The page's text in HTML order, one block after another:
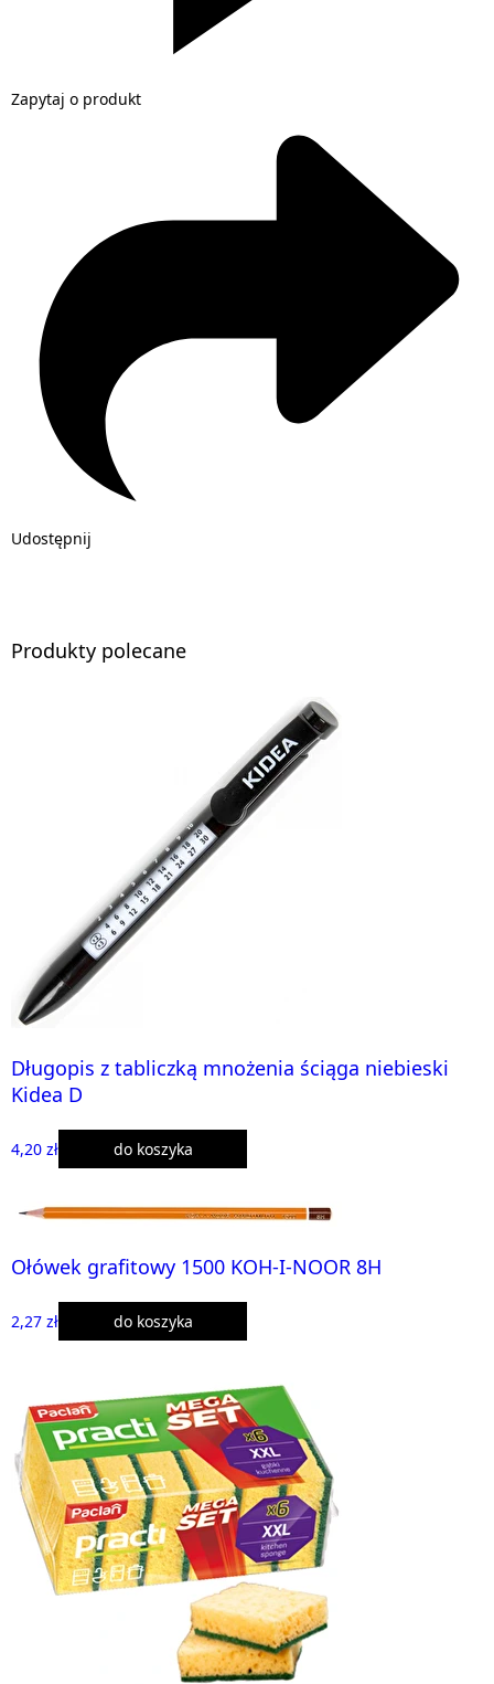
Zapytaj o produkt
Udostępnij
Produkty polecane
Długopis z tabliczką mnożenia ściąga niebieski
Kidea D
4,20 zł do koszyka
Ołówek grafitowy 1500 KOH-I-NOOR 8H
2,27 zł do koszyka